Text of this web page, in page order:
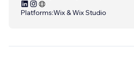
Platforms:Wix & Wix Studio